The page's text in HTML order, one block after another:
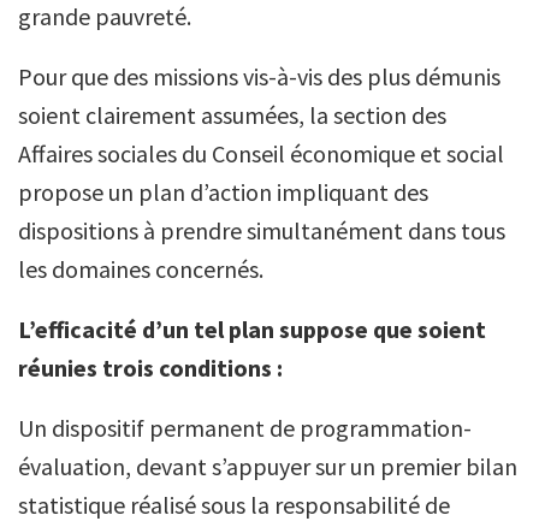
grande pauvreté.
Pour que des missions vis-à-vis des plus démunis
soient clairement assumées, la section des
Affaires sociales du Conseil économique et social
propose un plan d’action impliquant des
dispositions à prendre simultanément dans tous
les domaines concernés.
L’efficacité d’un tel plan suppose que soient
réunies trois conditions :
Un dispositif permanent de programmation-
évaluation, devant s’appuyer sur un premier bilan
statistique réalisé sous la responsabilité de